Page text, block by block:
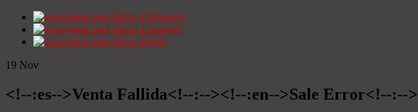
Início Portugués
Início Espanhol
Início Inglês
19 Nov
<!--:es-->Venta Fallida<!--:--><!--:en-->Sale Error<!--:-->